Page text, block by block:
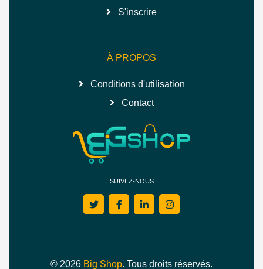
S'inscrire
À PROPOS
Conditions d'utilisation
Contact
SUIVEZ-NOUS
© 2026 Big Shop. Tous droits réservés.